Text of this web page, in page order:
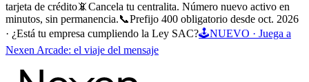
tarjeta de crédito📵Cancela tu centralita. Número nuevo activo en
minutos, sin permanencia.📞Prefijo 400 obligatorio desde oct. 2026
· ¿Está tu empresa cumpliendo la Ley SAC?🕹️NUEVO · Juega a
Nexen Arcade: el viaje del mensaje